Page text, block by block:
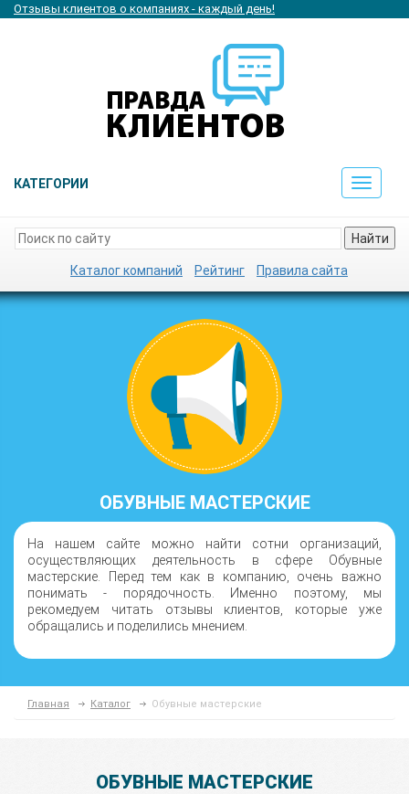
Отзывы клиентов о компаниях - каждый день!
КАТЕГОРИИ
Toggle
Найти
Каталог компаний Рейтинг Правила сайта
ОБУВНЫЕ МАСТЕРСКИЕ
На нашем сайте можно найти сотни организаций,
осуществляющих деятельность в сфере Обувные
мастерские. Перед тем как в компанию, очень важно
понимать - порядочность. Именно поэтому, мы
рекомедуем читать отзывы клиентов, которые уже
обращались и поделились мнением.
Главная Каталог Обувные мастерские
ОБУВНЫЕ МАСТЕРСКИЕ